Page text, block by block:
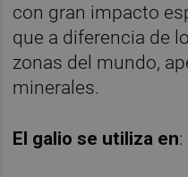
con gran impacto
que a diferencia de
zonas del mundo,
minerales.
El galio se utiliza en: